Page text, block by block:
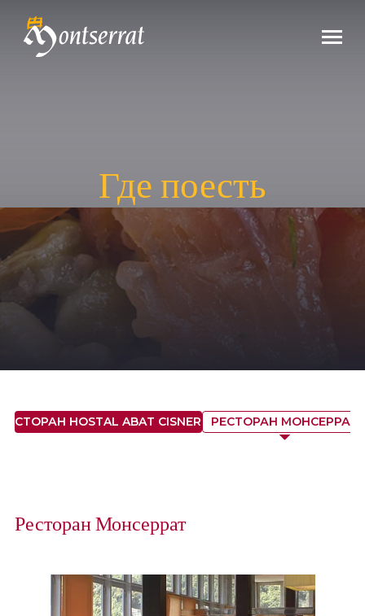
Где поесть
HOSTAL ABAT CISNEROSРЕСТОРАН МОНСЕРРАТ
Ресторан Монсеррат